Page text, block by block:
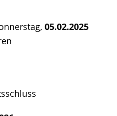
05.02.2025